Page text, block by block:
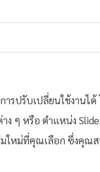
รปรับเปลี่ยนใช้งานได้
าง ๆ หรือ ตำแหน่ง
ใหม่ที่คุณเลือก ซึ่งคุณ